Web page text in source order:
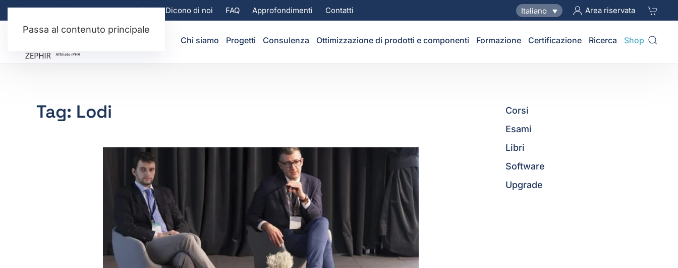
Passa al contenuto principale
Il Metodo italiano per la Casa Passiva Dicono di noi FAQ Approfondimenti Contatti Italiano Area riservata
Chi siamo Progetti Consulenza Ottimizzazione di prodotti e componenti Formazione Certificazione Ricerca Shop
Tag: Lodi
Corsi
Esami
Libri
Software
Upgrade